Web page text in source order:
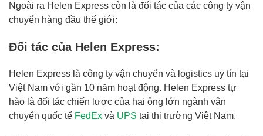
Ngoài ra Helen Express còn là đối tác của các công ty vận
chuyển hàng đầu thế giới:
Đối tác của Helen Express:
Helen Express là công ty vận chuyển và logistics uy tín tại
Việt Nam với gần 10 năm hoạt động. Helen Express tự
hào là đối tác chiến lược của hai ông lớn ngành vận
chuyển quốc tế FedEx và UPS tại thị trường Việt Nam.